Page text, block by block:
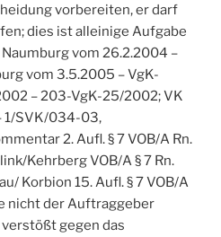
vorbereiten, er darf
dies ist alleinige Aufgabe
vom 26.2.2004 –
vom 3.5.2005 – VgK-
– 203-VgK-25/2002; VK
1/SVK/034-03,
2. Aufl. § 7 VOB/A Rn.
Kehrberg VOB/A § 7 Rn.
Korbion 15. Aufl. § 7 VOB/A
nicht der Auftraggeber
gegen das